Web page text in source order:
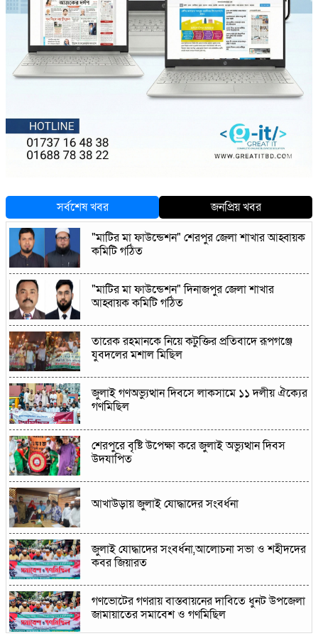
সর্বশেষ খবর
জনপ্রিয় খবর
"মাটির মা ফাউন্ডেশন" শেরপুর জেলা শাখার আহ্বায়ক
কমিটি গঠিত
"মাটির মা ফাউন্ডেশন" দিনাজপুর জেলা শাখার
আহ্বায়ক কমিটি গঠিত
তারেক রহমানকে নিয়ে কটুক্তির প্রতিবাদে রূপগঞ্জে
যুবদলের মশাল মিছিল
জুলাই গণঅভ্যুত্থান দিবসে লাকসামে ১১ দলীয় ঐক্যের
গণমিছিল
শেরপুরে বৃষ্টি উপেক্ষা করে জুলাই অভ্যুত্থান দিবস
উদযাপিত
আখাউড়ায় জুলাই যোদ্ধাদের সংবর্ধনা
জুলাই যোদ্ধাদের সংবর্ধনা,আলোচনা সভা ও শহীদদের
কবর জিয়ারত
গণভোটের গণরায় বাস্তবায়নের দাবিতে ধুনট উপজেলা
জামায়াতের সমাবেশ ও গণমিছিল